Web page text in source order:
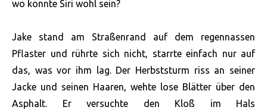
wo könnte Siri wohl sein?
Jake stand am Straßenrand auf dem regennassen
Pflaster und rührte sich nicht, starrte einfach nur auf
das, was vor ihm lag. Der Herbststurm riss an seiner
Jacke und seinen Haaren, wehte lose Blätter über den
Asphalt. Er versuchte den Kloß im Hals